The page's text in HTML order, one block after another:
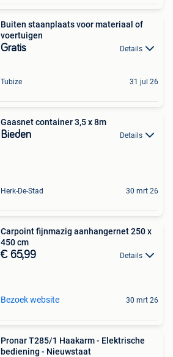
Buiten staanplaats voor materiaal of
voertuigen
Gratis Details
Tubize 31 jul 26
Gaasnet container 3,5 x 8m
Bieden Details
Herk-De-Stad 30 mrt 26
Carpoint fijnmazig aanhangernet 250 x
450 cm
€ 65,99 Details
Bezoek website 30 mrt 26
Pronar T285/1 Haakarm - Elektrische
bediening - Nieuwstaat